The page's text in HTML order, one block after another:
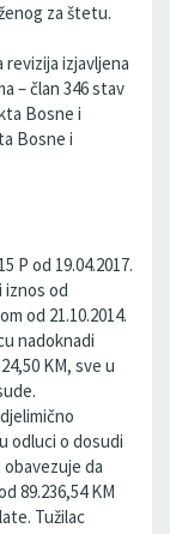
za štetu.
revizija izjavljena
– član 346 stav
Bosne i
Bosne i
P od 19.04.2017.
iznos od
od 21.10.2014.
nadoknadi
KM, sve u
odluci o dosudi
da
89.236,54 KM
Tužilac